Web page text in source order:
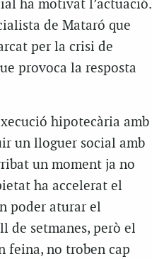
ha motivat l’actuació.
de Mataró que
per la crisi de
provoca la resposta
hipotecària amb
un lloguer social amb
un moment ja no
ha accelerat el
poder aturar el
de setmanes, però el
feina, no troben cap